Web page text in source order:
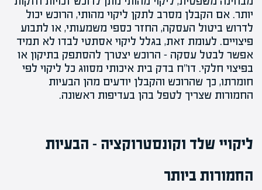
יותר. אם הקבלן מסרב לתקן ליקוי מהותי, הרוכש יכול
לדרוש ביטול העסקה, החזר כספי משמעותי, או לתבוע
פיצויים. לעומת זאת, בגלל ליקוי אסתטי לבדו לא תמיד
אפשר לבטל עסקה – הרוכש יצטרך להסתפק בתיקון או
בפיצוי חלקי. דו"ח בדק בית איכותי מסווג כל ליקוי לפי
חומרתו, כך שהרוכש והקבלן יודעים מהן הבעיות
החמורות שצריך לטפל בהן בעדיפות ראשונה.
ליקויי שלד וקונסטרוקציה – הבעיות
החמורות ביותר